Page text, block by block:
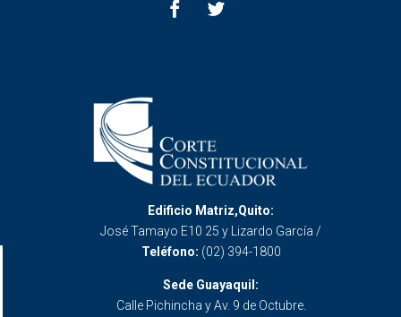
Edificio Matriz,Quito:
José Tamayo E10 25 y Lizardo García /
Teléfono: (02) 394-1800
Sede Guayaquil:
Calle Pichincha y Av. 9 de Octubre.